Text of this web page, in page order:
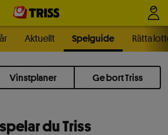
Aktuellt Spelguide Rätta
Vinstplaner Ge bort Triss
du Triss